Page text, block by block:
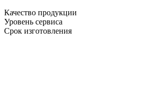
Качество продукции
Уровень сервиса
Срок изготовления